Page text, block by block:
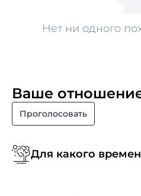
Нет ни одного
Ваше
Проголосовать
Для какого